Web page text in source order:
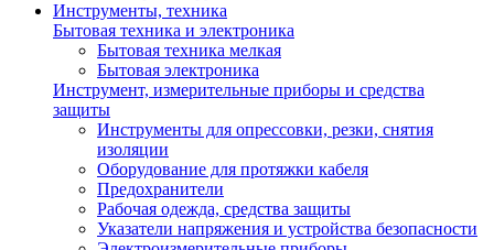
Инструменты, техника
Бытовая техника и электроника
Бытовая техника мелкая
Бытовая электроника
Инструмент, измерительные приборы и средства
защиты
Инструменты для опрессовки, резки, снятия
изоляции
Оборудование для протяжки кабеля
Предохранители
Рабочая одежда, средства защиты
Указатели напряжения и устройства безопасности